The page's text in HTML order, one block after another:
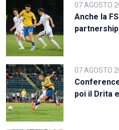
07 AGOSTO
Anche la
partnership
07 AGOSTO
poi il Drita